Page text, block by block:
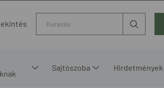
Sajtószoba Hirdetmények